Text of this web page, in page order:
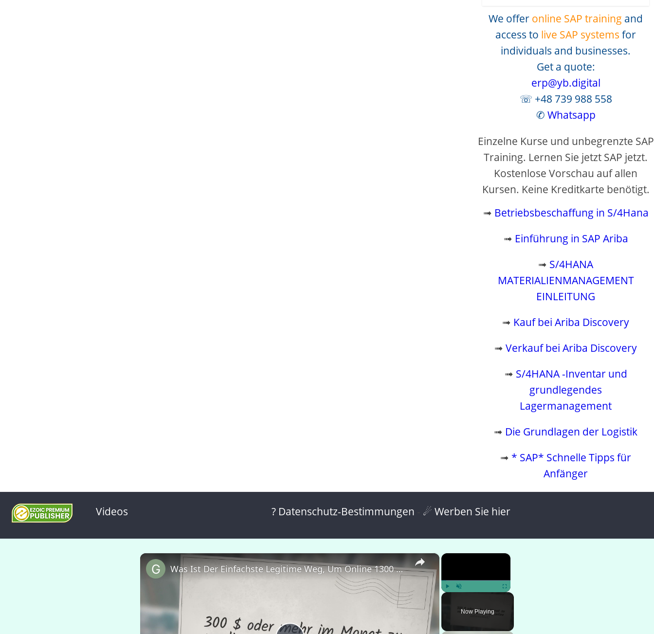
We offer online SAP training and
access to live SAP systems for
individuals and businesses.
Get a quote:
erp@yb.digital
☏ +48 739 988 558
✆ Whatsapp
Einzelne Kurse und unbegrenzte SAP
Training. Lernen Sie jetzt SAP jetzt.
Kostenlose Vorschau auf allen
Kursen. Keine Kreditkarte benötigt.
➟ Betriebsbeschaffung in S/4Hana
➟ Einführung in SAP Ariba
➟ S/4HANA
MATERIALIENMANAGEMENT
EINLEITUNG
➟ Kauf bei Ariba Discovery
➟Verkauf bei Ariba Discovery
➟ S/4HANA -Inventar und
grundlegendes
Lagermanagement
➟ Die Grundlagen der Logistik
➟ * SAP* Schnelle Tipps für
Anfänger
Videos ? Datenschutz-Bestimmungen ☄ Werben Sie hier
×
Fullscreen
Now Playing
×
Was Ist Der Einfachste Legitime Weg, Um Online 1300 Us -Dollar Pro Monat Zu Verdienen?